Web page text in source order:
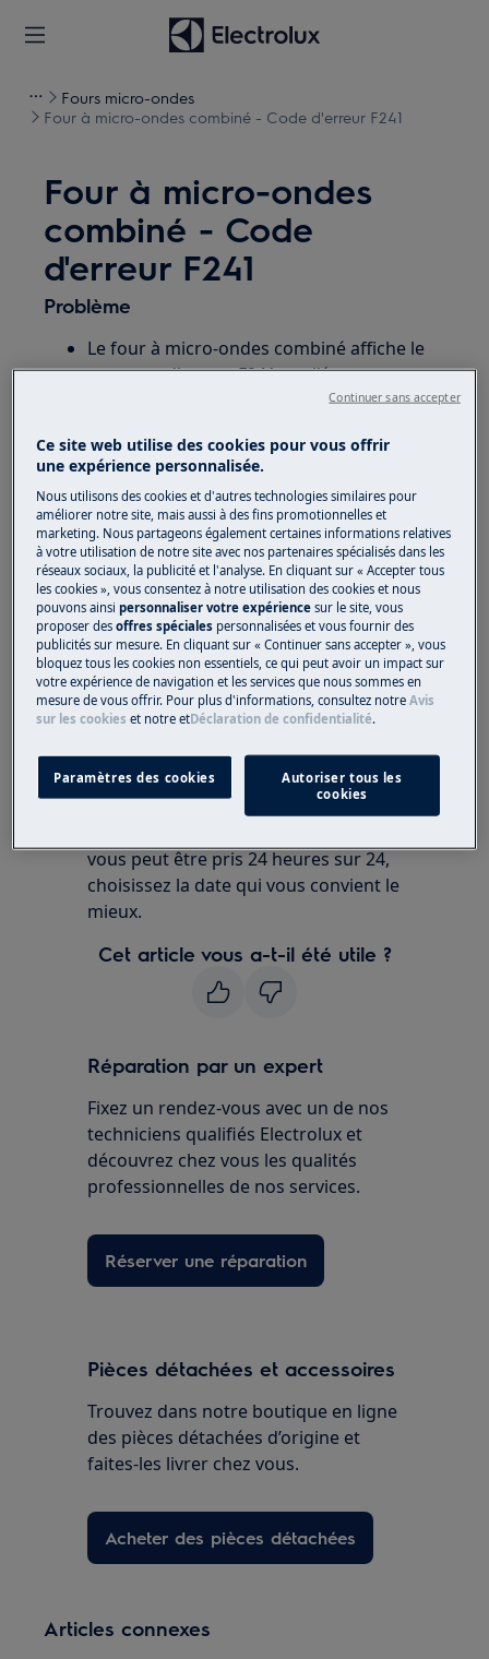
Fours micro-ondes
Four à micro-ondes combiné - Code d'erreur F241
Four à micro-ondes
combiné - Code
d'erreur F241
Problème
Le four à micro-ondes combiné affiche le
message d'erreur F241 sur l'écran.
Four à micro-ondes combiné
Solution
F241 indique un problème avec le
commutateur de fonction.
Le code erreur indique un défaut
technique ou une pièce défectueuse.
Malheureusement, vous ne pouvez pas
résoudre ce problème vous-même. Si le
code d'erreur continue d'apparaître,
n'hésitez pas à nous contacter.
Ou prenez un rendez-vous en ligne pour
vous peut être pris 24 heures sur 24,
choisissez la date qui vous convient le
mieux.
Cet article vous a-t-il été utile ?
Réparation par un expert
Fixez un rendez-vous avec un de nos
techniciens qualifiés Electrolux et
découvrez chez vous les qualités
professionnelles de nos services.
Réserver une réparation
Pièces détachées et accessoires
Trouvez dans notre boutique en ligne
des pièces détachées d’origine et
faites-les livrer chez vous.
Acheter des pièces détachées
Articles connexes
Ce site web utilise des cookies pour vous offrir
une expérience personnalisée.
Nous utilisons des cookies et d'autres technologies similaires pour
améliorer notre site, mais aussi à des fins promotionnelles et
marketing. Nous partageons également certaines informations relatives
à votre utilisation de notre site avec nos partenaires spécialisés dans les
réseaux sociaux, la publicité et l'analyse. En cliquant sur « Accepter tous
les cookies », vous consentez à notre utilisation des cookies et nous
pouvons ainsipersonnaliser votre expériencesur le site, vous
proposer desoffres spéciales personnalisées et vous fournir des
publicités sur mesure. En cliquant sur « Continuer sans accepter », vous
bloquez tous les cookies non essentiels, ce qui peut avoir un impact sur
votre expérience de navigation et les services que nous sommes en
mesure de vous offrir. Pour plus d'informations, consultez notreAvis
sur les cookies et notreetDéclaration de confidentialité.
Paramètres des cookies
Autoriser tous les
cookies
Continuer sans accepter